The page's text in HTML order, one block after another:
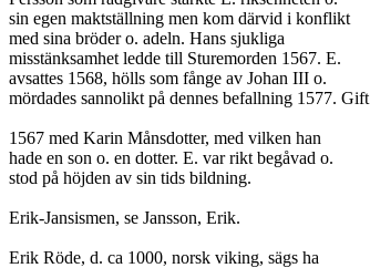
sin egen maktställning men kom därvid i konflikt
med sina bröder o. adeln. Hans sjukliga
misstänksamhet ledde till Sturemorden 1567. E.
avsattes 1568, hölls som fånge av Johan III o.
mördades sannolikt på dennes befallning 1577. Gift
1567 med Karin Månsdotter, med vilken han
hade en son o. en dotter. E. var rikt begåvad o.
stod på höjden av sin tids bildning.
Erik-Jansismen, se Jansson, Erik.
Erik Röde, d. ca 1000, norsk viking, sägs ha